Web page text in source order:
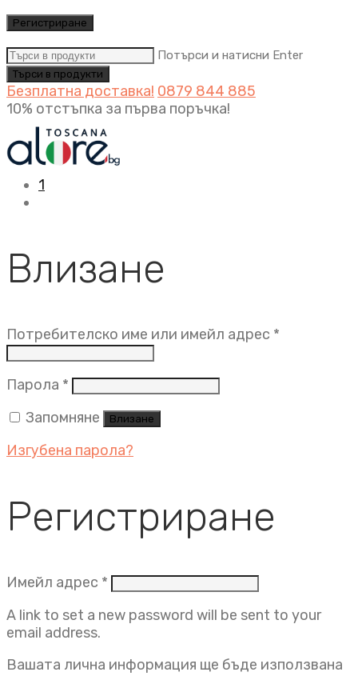
Регистриране
Потърси и натисни Enter
Безплатна доставка! 0879 844 885
10% отстъпка за първа поръчка!
1
Влизане
Потребителско име или имейл адрес *
Парола * Задължително
Запомняне
Влизане
Изгубена парола?
Регистриране
Имейл адрес * Задължително
A link to set a new password will be sent to your
email address.
Вашата лична информация ще бъде използвана